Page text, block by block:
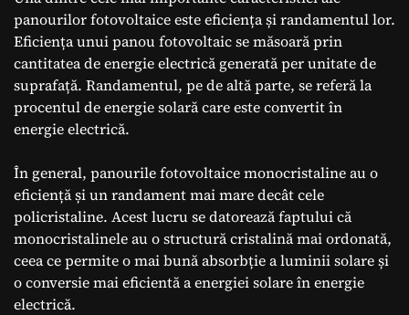
panourilor fotovoltaice este eficiența și randamentul lor.
Eficiența unui panou fotovoltaic se măsoară prin
cantitatea de energie electrică generată per unitate de
suprafață. Randamentul, pe de altă parte, se referă la
procentul de energie solară care este convertit în
energie electrică.
În general, panourile fotovoltaice monocristaline au o
eficiență și un randament mai mare decât cele
policristaline. Acest lucru se datorează faptului că
monocristalinele au o structură cristalină mai ordonată,
ceea ce permite o mai bună absorbție a luminii solare și
o conversie mai eficientă a energiei solare în energie
electrică.